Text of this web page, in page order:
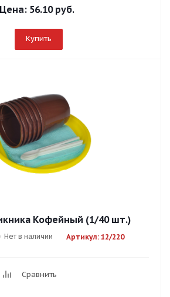
Цена: 56.10 руб.
Купить
Кофейный (1/40 шт.)
Нет в наличии Артикул: 12/220
Сравнить